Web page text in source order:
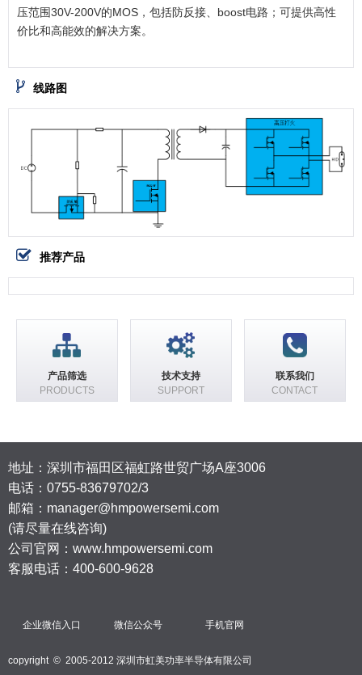
压范围30V-200V的MOS，包括防反接、boost电路；可提供高性
价比和高能效的解决方案。
线路图
推荐产品
产品筛选
PRODUCTS
技术支持
SUPPORT
联系我们
CONTACT
地址：深圳市福田区福虹路世贸广场A座3006
电话： 0755-83679702/3
邮箱：manager@hmpowersemi.com
(请尽量在线咨询)
公司官网：www.hmpowersemi.com
客服电话：400-600-9628
企业微信入口 微信公众号 手机官网
copyright © 2005-2012 深圳市虹美功率半导体有限公司